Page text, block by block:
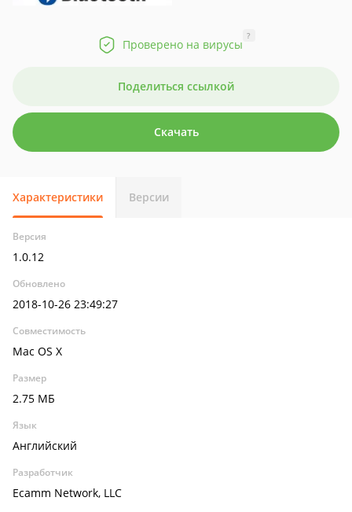
Проверено на вирусы
?
Поделиться ссылкой
Скачать
Характеристики Версии
Версия
1.0.12
Обновлено
2018-10-26 23:49:27
Совместимость
Mac OS X
Размер
2.75 МБ
Язык
Английский
Разработчик
Ecamm Network, LLC